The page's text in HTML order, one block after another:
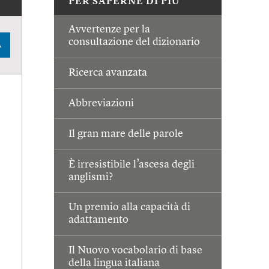
Avvertenze per la
consultazione del dizionario
Ricerca avanzata
Abbreviazioni
Il gran mare delle parole
È irresistibile l’ascesa degli
anglismi?
Un premio alla capacità di
adattamento
Il Nuovo vocabolario di base
della lingua italiana